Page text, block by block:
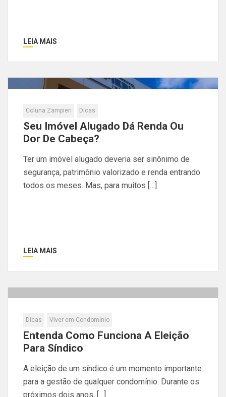
LEIA MAIS
Coluna Zampieri Dicas
Seu Imóvel Alugado Dá Renda Ou
Dor De Cabeça?
Ter um imóvel alugado deveria ser sinônimo de
segurança, patrimônio valorizado e renda entrando
todos os meses. Mas, para muitos […]
LEIA MAIS
Dicas Viver em Condomínio
Entenda Como Funciona A Eleição
Para Síndico
A eleição de um síndico é um momento importante
para a gestão de qualquer condomínio. Durante os
próximos dois anos, […]